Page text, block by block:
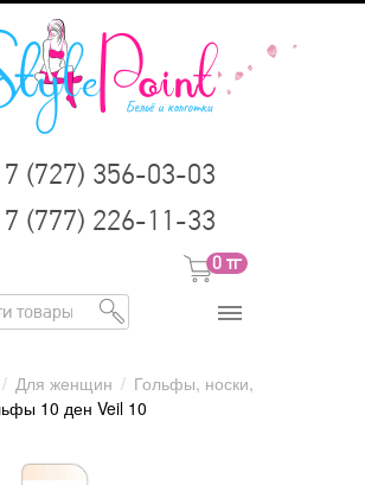
(727) 356-03-03
(777) 226-11-33
0 тг
/ Для женщин / Гольфы, носки,
10 ден Veil 10